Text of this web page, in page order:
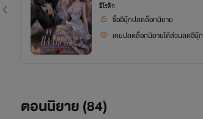
อีโรติก
ซื้ออีบุ๊กปลดล็อกนิยาย
เคยปลดล็อกนิยายได้ส่วนลดอีบุ๊ก
ตอนนิยาย (84)